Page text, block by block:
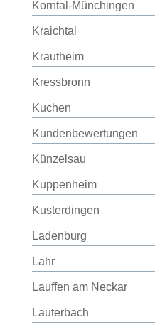
Korntal-Münchingen
Kraichtal
Krautheim
Kressbronn
Kuchen
Kundenbewertungen
Künzelsau
Kuppenheim
Kusterdingen
Ladenburg
Lahr
Lauffen am Neckar
Lauterbach